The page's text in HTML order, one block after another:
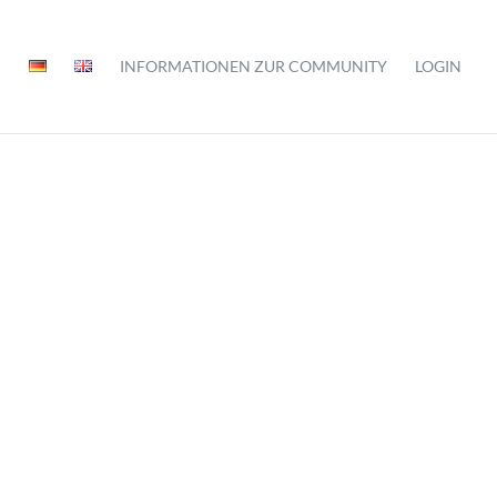
INFORMATIONEN ZUR COMMUNITY LOGIN